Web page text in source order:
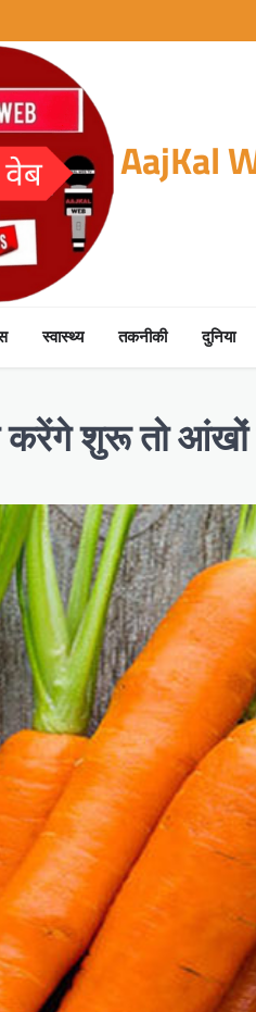
AajKal
स्वास्थ्य तकनीकी दुनिया
करेंगे शुरू तो आंखों